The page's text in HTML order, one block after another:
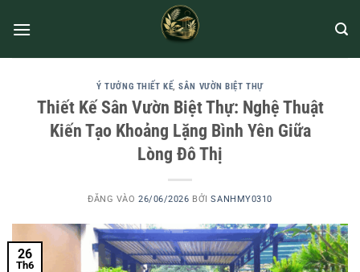
Ý TƯỞNG THIẾT KẾ,SÂN VƯỜN BIỆT THỰ
Thiết Kế Sân Vườn Biệt Thự: Nghệ Thuật
Kiến Tạo Khoảng Lặng Bình Yên Giữa
Lòng Đô Thị
ĐĂNG VÀO 26/06/2026 BỞISANHMY0310
26
Th6